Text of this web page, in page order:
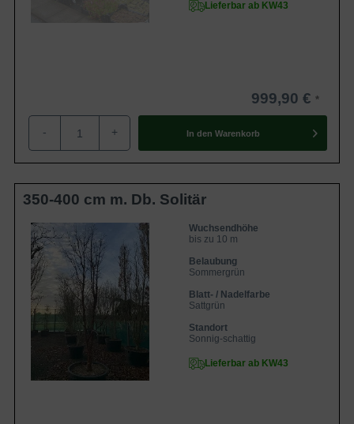
Lieferbar ab KW43
999,90 €
- + In den Warenkorb
350-400 cm m. Db. Solitär
Wuchsendhöhe
bis zu 10 m
Belaubung
Sommergrün
Blatt- / Nadelfarbe
Sattgrün
Standort
Sonnig-schattig
Lieferbar ab KW43